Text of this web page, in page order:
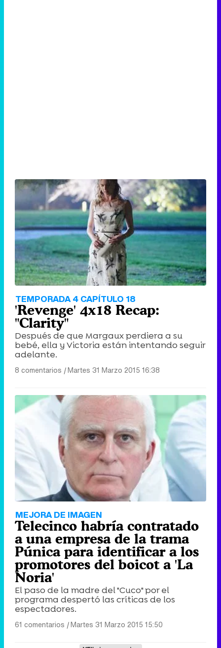
TEMPORADA 4 CAPÍTULO 18
'Revenge' 4x18 Recap:
"Clarity"
Después de que Margaux perdiera a su
bebé, ella y Victoria están intentando seguir
adelante.
8 comentarios |Martes 31 Marzo 2015 16:38
MEJORA DE IMAGEN
Telecinco habría contratado
a una empresa de la trama
Púnica para identificar a los
promotores del boicot a 'La
Noria'
El paso de la madre del "Cuco" por el
programa despertó las críticas de los
espectadores.
61 comentarios |Martes 31 Marzo 2015 15:50